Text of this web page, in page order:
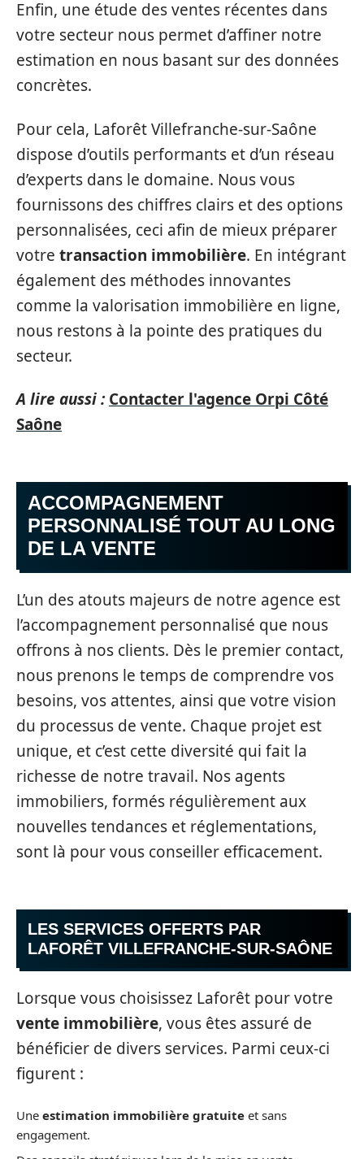
Enfin, une étude des ventes récentes dans
votre secteur nous permet d’affiner notre
estimation en nous basant sur des données
concrètes.
Pour cela, Laforêt Villefranche-sur-Saône
dispose d’outils performants et d’un réseau
d’experts dans le domaine. Nous vous
fournissons des chiffres clairs et des options
personnalisées, ceci afin de mieux préparer
votre transaction immobilière. En intégrant
également des méthodes innovantes
comme la valorisation immobilière en ligne,
nous restons à la pointe des pratiques du
secteur.
A lire aussi : Contacter l'agence Orpi Côté
Saône
ACCOMPAGNEMENT
PERSONNALISÉ TOUT AU LONG
DE LA VENTE
L’un des atouts majeurs de notre agence est
l’accompagnement personnalisé que nous
offrons à nos clients. Dès le premier contact,
nous prenons le temps de comprendre vos
besoins, vos attentes, ainsi que votre vision
du processus de vente. Chaque projet est
unique, et c’est cette diversité qui fait la
richesse de notre travail. Nos agents
immobiliers, formés régulièrement aux
nouvelles tendances et réglementations,
sont là pour vous conseiller efficacement.
LES SERVICES OFFERTS PAR
LAFORÊT VILLEFRANCHE-SUR-SAÔNE
Lorsque vous choisissez Laforêt pour votre
vente immobilière, vous êtes assuré de
bénéficier de divers services. Parmi ceux-ci
figurent :
Une estimation immobilière gratuite et sans
engagement.